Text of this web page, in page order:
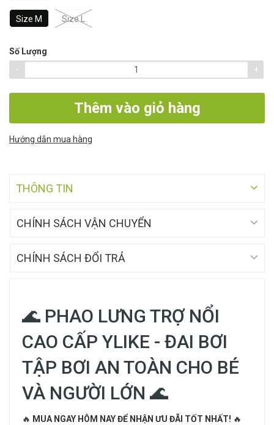
Size M Size L
Số Lượng
-
+
Thêm vào giỏ hàng
Hướng dẫn mua hàng
THÔNG TIN
CHÍNH SÁCH VẬN CHUYỂN
CHÍNH SÁCH ĐỔI TRẢ
🌊 PHAO LƯNG TRỢ NỔI
CAO CẤP YLIKE - ĐAI BƠI
TẬP BƠI AN TOÀN CHO BÉ
VÀ NGƯỜI LỚN 🌊
🔥 MUA NGAY HÔM NAY ĐỂ NHẬN ƯU ĐÃI TỐT NHẤT! 🔥